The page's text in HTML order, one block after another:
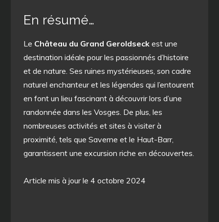
En résumé…
Le Château du Grand Geroldseck est une
destination idéale pour les passionnés d’histoire
et de nature. Ses ruines mystérieuses, son cadre
naturel enchanteur et les légendes qui l’entourent
en font un lieu fascinant à découvrir lors d’une
randonnée dans les Vosges. De plus, les
nombreuses activités et sites à visiter à
proximité, tels que Saverne et le Haut-Barr,
garantissent une excursion riche en découvertes.
Article mis à jour le 4 octobre 2024